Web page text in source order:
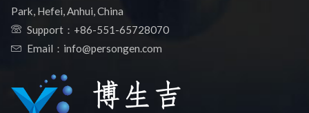
Park, Hefei, Anhui, China
Support： +86-551-65728070
Email：info@persongen.com